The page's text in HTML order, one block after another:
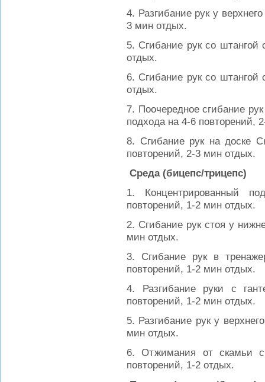
4. Разгибание рук у
3 мин отдых.
5. Сгибание рук со
отдых.
6. Сгибание рук со
отдых.
7. Поочередное сгибание
подхода на 4-6 повторений,
8. Сгибание рук на доске
повторений, 2-3 мин отдых.
Среда (бицепс/трицепс)
1. Концентрированный
повторений, 1-2 мин отдых.
2. Сгибание рук стоя у
мин отдых.
3. Сгибание рук в
повторений, 1-2 мин отдых.
4. Разгибание руки с
повторений, 1-2 мин отдых.
5. Разгибание рук у
мин отдых.
6. Отжимания от скамьи
повторений, 1-2 отдых.